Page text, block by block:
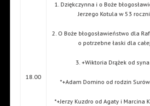
18.00
1. Dziękczynna i o Boże
Jerzego Kotula w 53
2. O Boże błogosławieństwo dla
o potrzebne łaski dla
3. +Wiktoria Drążek od
*+Adam Domino od rodzin
*+Jerzy Kuzdro od Agaty i Marcina